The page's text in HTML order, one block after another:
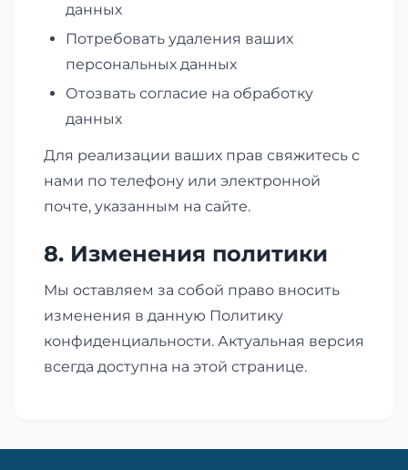
данных
Потребовать удаления ваших
персональных данных
Отозвать согласие на обработку
данных
Для реализации ваших прав свяжитесь с
нами по телефону или электронной
почте, указанным на сайте.
8. Изменения политики
Мы оставляем за собой право вносить
изменения в данную Политику
конфиденциальности. Актуальная версия
всегда доступна на этой странице.